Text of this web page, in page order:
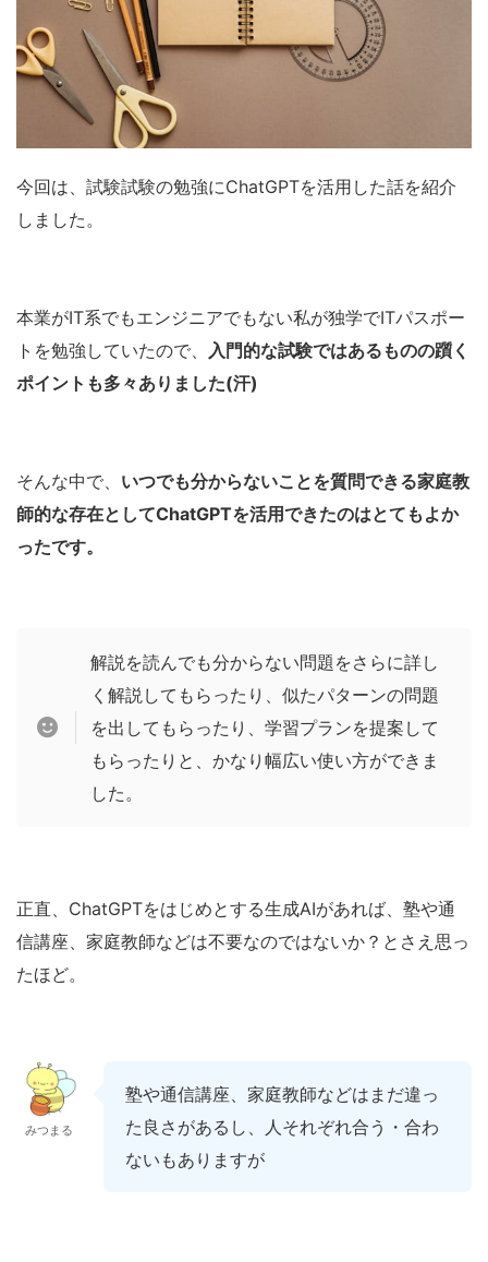
今回は、試験試験の勉強にChatGPTを活用した話を紹介
しました。
本業がIT系でもエンジニアでもない私が独学でITパスポー
トを勉強していたので、 入門的な試験ではあるものの躓く
ポイントも多々ありました(汗)
そんな中で、 いつでも分からないことを質問できる家庭教
師的な存在としてChatGPTを活用できたのはとてもよか
ったです。
解説を読んでも分からない問題をさらに詳し
く解説してもらったり、似たパターンの問題
を出してもらったり、学習プランを提案して
もらったりと、かなり幅広い使い方ができま
した。
正直、ChatGPTをはじめとする生成AIがあれば、塾や通
信講座、家庭教師などは不要なのではないか？とさえ思っ
たほど。
みつまる
塾や通信講座、家庭教師などはまだ違っ
た良さがあるし、人それぞれ合う・合わ
ないもありますが